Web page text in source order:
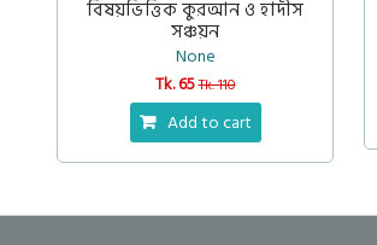
বিষয়ভিত্তিক কুরআন ও হাদীস
সঞ্চয়ন
None
Tk. 65Tk. 110
Add to cart